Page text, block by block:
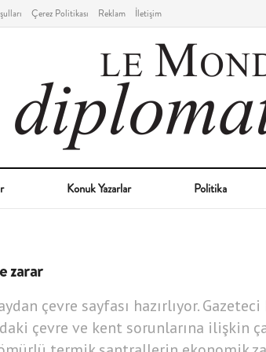
Çerez Politikası Reklam İletişim
Konuk Yazarlar Politika
zarar
çevre sayfası hazırlıyor.
çevre ve kent sorunlarına ilişkin